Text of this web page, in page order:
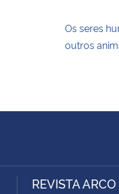
Os seres
outros
REVISTA ARCO